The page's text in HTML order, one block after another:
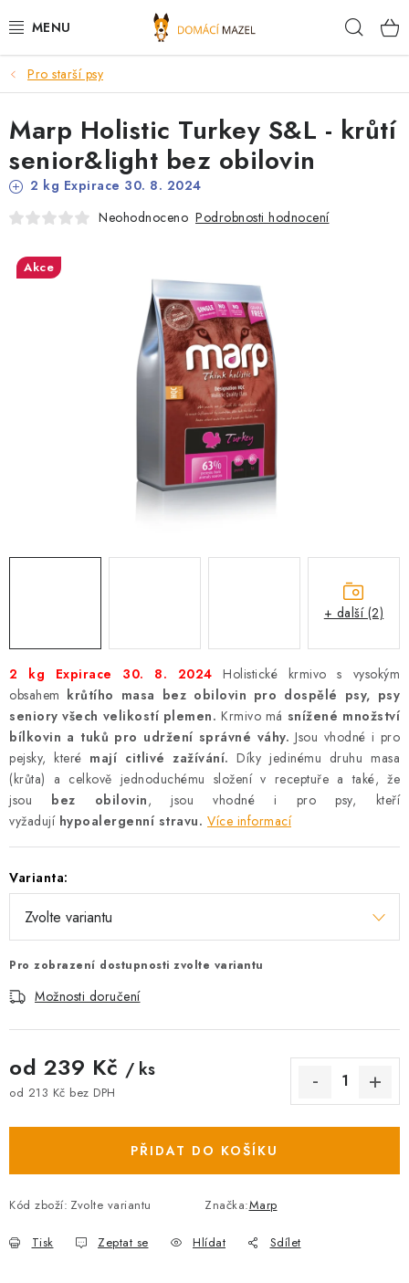
na
DOPORUČUJEME
VÝPRODEJ SKLADU
PSI
KOČKY
KONĚ
HODNOCENÍ OBCHODU
Kontakt Možnosti dopravy
Hodnocení obchodu
Obchodní podmínky
Zásady zpracování osobních údajů
Věrnostní slevy
Pro starší psy
2 kg Expirace 30. 8. 2024
Holistické krmivo s vysokým
obsahem krůtího masa bez obilovin pro dospělé psy, psy
seniory všech velikostí plemen. Krmivo má snížené množství
bílkovin a tuků pro udržení správné váhy. Jsou vhodné i pro
pejsky, které mají citlivé zažívání. Díky jedinému druhu masa
(krůta) a celkově jednoduchému složení v receptuře a také, že
jsou bez obilovin, jsou vhodné i pro psy, kteří
vyžadují hypoalergenní stravu. Více informací
Varianta:
Pro zobrazení dostupnosti zvolte variantu
Možnosti doručení
od 239 Kč / ks
od 213 Kč bez DPH
PŘIDAT DO KOŠÍKU
Kód zboží: Zvolte variantu Značka:Marp
Tisk Zeptat se Hlídat Sdílet
Marp Holistic Turkey S&L - krůtí
senior&light bez obilovin
2 kg Expirace 30. 8. 2024
Neohodnoceno Podrobnosti hodnocení
Akce
+ další (2)